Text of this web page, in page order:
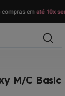
compras ematé 10x
M/C